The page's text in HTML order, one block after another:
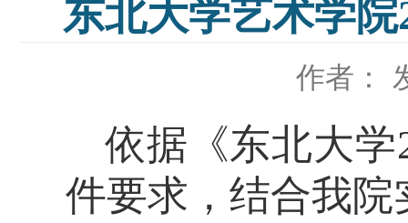
东北大学艺术学
作者：
依据《东北大学
件要求，结合我院